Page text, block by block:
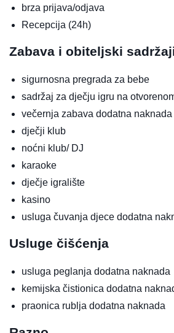
brza prijava/odjava
Recepcija (24h)
Zabava i obiteljski
sigurnosna pregrada za bebe
sadržaj za dječju igru na
večernja zabava dodatna naknada
dječji klub
noćni klub/ DJ
karaoke
dječje igralište
kasino
usluga čuvanja djece dodatna
Usluge čišćenja
usluga peglanja dodatna naknada
kemijska čistionica dodatna
praonica rublja dodatna naknada